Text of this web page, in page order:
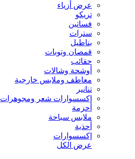
عرض أزياء
تريكو
فساتين
سترات
بناطيل
قمصان وتوبات
حقائب
أوشحة وشالات
معاطف وملابس خارجية
تنانير
إكسسوارات شعر ومجوهرات
أحزمة
ملابس سباحة
أحذية
إكسسوارات
عرض الكل